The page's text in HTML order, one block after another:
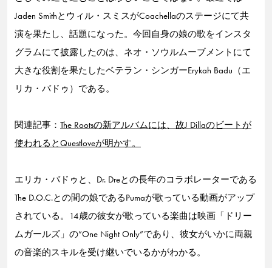
Jaden Smithとウィル・スミスがCoachellaのステージにて共
演を果たし、話題になった。今回自身の娘の歌をインスタ
グラムにて披露したのは、ネオ・ソウルムーブメントにて
大きな役割を果たしたベテラン・シンガーErykah Badu（エ
リカ・バドゥ）である。
関連記事： The Rootsの新アルバムには、故J Dillaのビートが
使われるとQuestloveが明かす。
エリカ・バドゥと、Dr. Dreとの長年のコラボレーターである
The D.O.C.との間の娘であるPumaが歌っている動画がアップ
されている。14歳の彼女が歌っている楽曲は映画「ドリー
ムガールズ」の”One Night Only”であり、彼女がいかに両親
の音楽的スキルを受け継いでいるかがわかる。